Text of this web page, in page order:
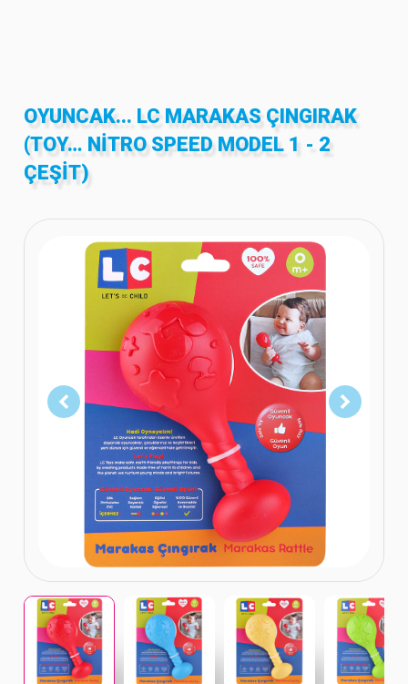
OYUNCAK... LC MARAKAS ÇINGIRAK
(TOY… NITRO SPEED MODEL 1 - 2
ÇEŞIT)